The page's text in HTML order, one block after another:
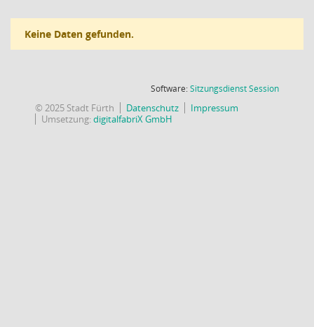
Keine Daten gefunden.
Software:SitzungsdienstSession(Wird in
© 2025 Stadt Fürth Datenschutz
Impressum
Umsetzung:digitalfabriX GmbH